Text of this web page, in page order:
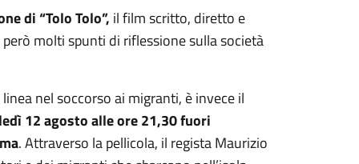
di “Tolo Tolo”, il film scritto, diretto e
molti spunti di riflessione sulla società
nel soccorso ai migranti, è invece il
12 agosto alle ore 21,30 fuori
. Attraverso la pellicola, il regista Maurizio